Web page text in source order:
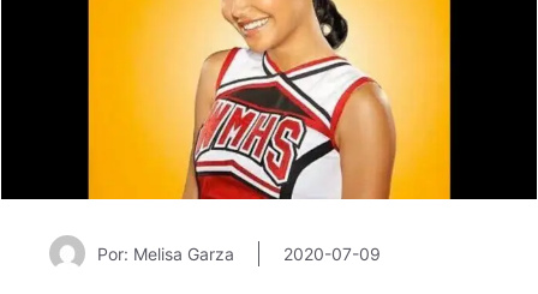
Por: Melisa Garza 2020-07-09